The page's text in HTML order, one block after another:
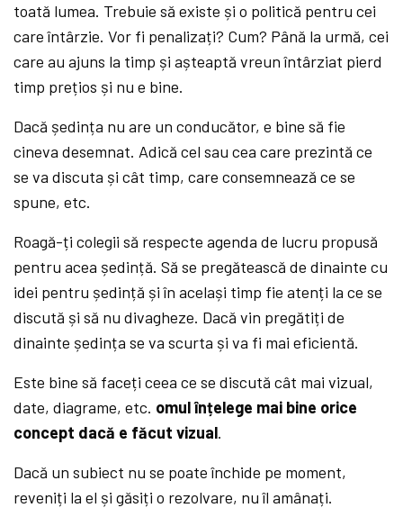
toată lumea. Trebuie să existe și o politică pentru cei
care întârzie. Vor fi penalizați? Cum? Până la urmă, cei
care au ajuns la timp și așteaptă vreun întârziat pierd
timp prețios și nu e bine.
Dacă ședința nu are un conducător, e bine să fie
cineva desemnat. Adică cel sau cea care prezintă ce
se va discuta și cât timp, care consemnează ce se
spune, etc.
Roagă-ți colegii să respecte agenda de lucru propusă
pentru acea ședință. Să se pregătească de dinainte cu
idei pentru ședință și în același timp fie atenți la ce se
discută și să nu divagheze. Dacă vin pregătiți de
dinainte ședința se va scurta și va fi mai eficientă.
Este bine să faceți ceea ce se discută cât mai vizual,
date, diagrame, etc. omul înțelege mai bine orice
concept dacă e făcut vizual.
Dacă un subiect nu se poate închide pe moment,
reveniți la el și găsiți o rezolvare, nu îl amânați.